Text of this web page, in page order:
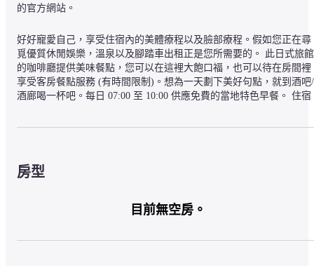
的官方網站。
好好寵愛自己，享受住宿內的美體療程以及臉部療程。假如您正在尋
覓優質休閒娛樂，溫泉以及腳踏車出租正是您所需要的。 此日式旅館
的咖啡廳提供美味餐點，您可以在這裡大飽口福，也可以待在房間裡
享受客房餐點服務 (有時間限制)。想為一天劃下美好句點，就到酒吧/
酒廊喝一杯吧。每日 07:00 至 10:00 供應免費的當地特色早餐。 住宿
等娛樂。浴室精心提供淋浴/浴缸二合一、免費盥洗用品以及坐浴桶。
貼心提供電話，並且設有保險箱以及咖啡機/沖茶器。
橘四季亭旅館的地點在加賀市，歷史文化區，開車 1 分鐘就會到山代
溫泉，5 分鐘則能抵達山中溫泉。 此日式旅館地點良好，從這裡開車
房型
目前無空房。